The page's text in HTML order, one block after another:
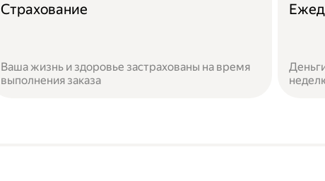
Страхование
Ваша жизнь и здоровье застрахованы на время
выполнения заказа